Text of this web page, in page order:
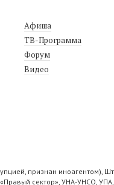
Афиша
ТВ-Программа
Форум
Видео
признан иноагентом),
сектор», УНА-УНСО,